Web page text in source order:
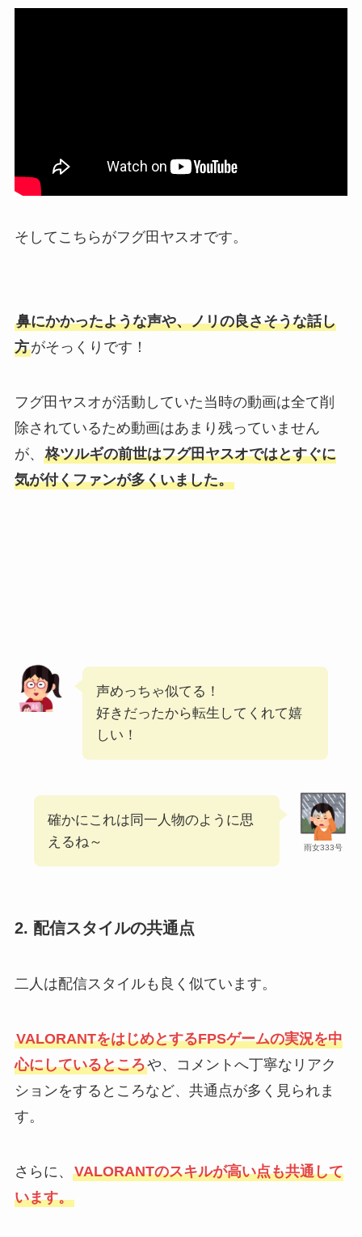
そしてこちらがフグ田ヤスオです。
鼻にかかったような声や、ノリの良さそうな話し
方がそっくりです！
フグ田ヤスオが活動していた当時の動画は全て削
除されているため動画はあまり残っていません
が、 柊ツルギの前世はフグ田ヤスオではとすぐに
気が付くファンが多くいました。
声めっちゃ似てる！
好きだったから転生してくれて嬉
しい！
雨女333号
確かにこれは同一人物のように思
えるね～
2. 配信スタイルの共通点
二人は配信スタイルも良く似ています。
VALORANTをはじめとするFPSゲームの実況を中
心にしているところや、コメントへ丁寧なリアク
ションをするところなど、共通点が多く見られま
す。
さらに、 VALORANTのスキルが高い点も共通して
います。